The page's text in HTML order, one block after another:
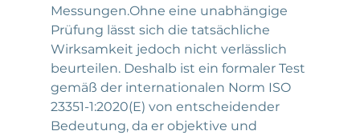
Messungen.Ohne eine unabhängige
Prüfung lässt sich die tatsächliche
Wirksamkeit jedoch nicht verlässlich
beurteilen. Deshalb ist ein formaler Test
gemäß der internationalen Norm ISO
23351-1:2020(E) von entscheidender
Bedeutung, da er objektive und